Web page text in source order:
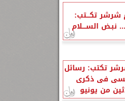
شرشر تكـــتب:
نبـض الســــلام
تكتب: رسائل
فى ذكرى
من يونيو